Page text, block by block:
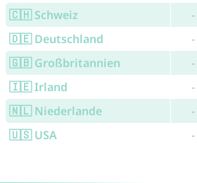
🇨🇭 Schweiz
-
🇩🇪 Deutschland
-
🇬🇧 Großbritannien
-
🇮🇪 Irland
-
🇳🇱 Niederlande
-
🇺🇸 USA
-